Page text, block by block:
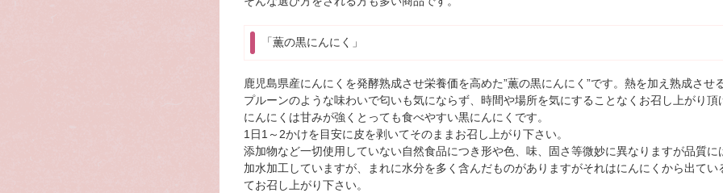
「薫の黒にんにく」
鹿児島県産にんにくを発酵熟成させ栄養価を高めた”薫の黒にんにく”です。熱を加え熟成させ
プルーンのような味わいで匂いも気にならず、時間や場所を気にすることなくお召し上がり頂
にんにくは甘みが強くとっても食べやすい黒にんにくです。
1日1～2かけを目安に皮を剥いてそのままお召し上がり下さい。
添加物など一切使用していない自然食品につき形や色、味、固さ等微妙に異なりますが品質に
加水加工していますが、まれに水分を多く含んだものがありますがそれはにんにくから出てい
てお召し上がり下さい。